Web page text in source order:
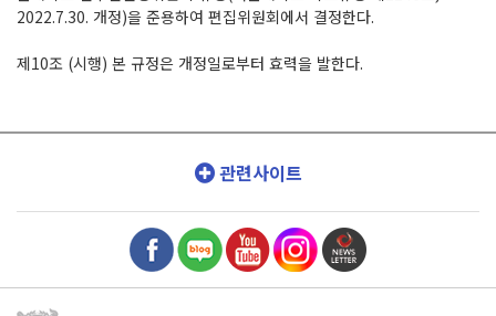
2022.7.30. 개정)을 준용하여 편집위원회에서 결정한다.
제10조 (시행) 본 규정은 개정일로부터 효력을 발한다.
관련사이트